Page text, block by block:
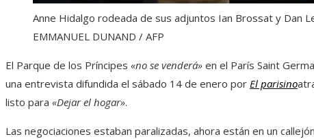
Anne Hidalgo rodeada de sus adjuntos Ian Brossat y Dan
EMMANUEL DUNAND / AFP
El Parque de los Príncipes «no se venderá» en el París Saint
una entrevista difundida el sábado 14 de enero por El parisino
listo para «Dejar el hogar».
Las negociaciones estaban paralizadas, ahora están en un